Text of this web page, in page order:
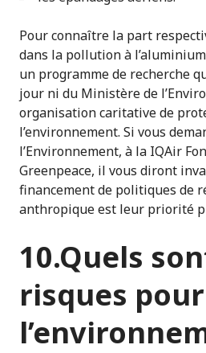
Pour connaître la part
dans la pollution à
un programme de recherche
jour ni du Ministère de
organisation caritative de
l’environnement. Si vous
l’Environnement, à la IQAir
Greenpeace, il vous diront
financement de politiques de
anthropique est leur priorité
10.Quels
risques